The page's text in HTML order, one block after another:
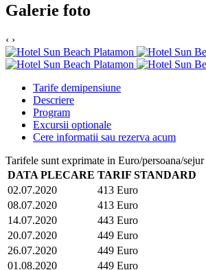
Galerie foto
‹ ›
Tarife demipensiune
Descriere
Program
Excursii optionale
Cere informatii sau rezerva acum
Tarifele sunt exprimate in Euro/persoana/sejur
DATA PLECARE TARIF STANDARD
02.07.2020
413 Euro
08.07.2020
413 Euro
14.07.2020
443 Euro
20.07.2020
449 Euro
26.07.2020
449 Euro
01.08.2020
449 Euro